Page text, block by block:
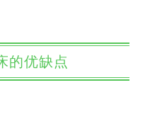
的优缺点